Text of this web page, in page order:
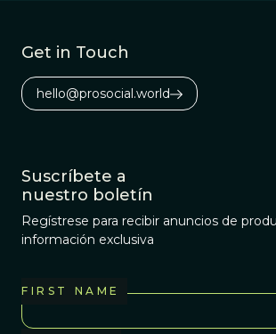
Get in Touch
hello@prosocial.world
Suscríbete a
nuestro boletín
Regístrese para recibir anuncios de
información exclusiva
FIRST NAME